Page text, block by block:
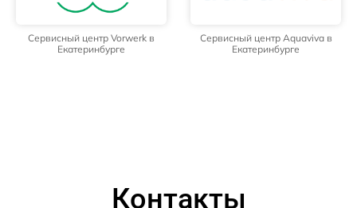
Сервисный центр Vorwerk в
Екатеринбурге
Сервисный центр Aquaviva в
Екатеринбурге
Контакты